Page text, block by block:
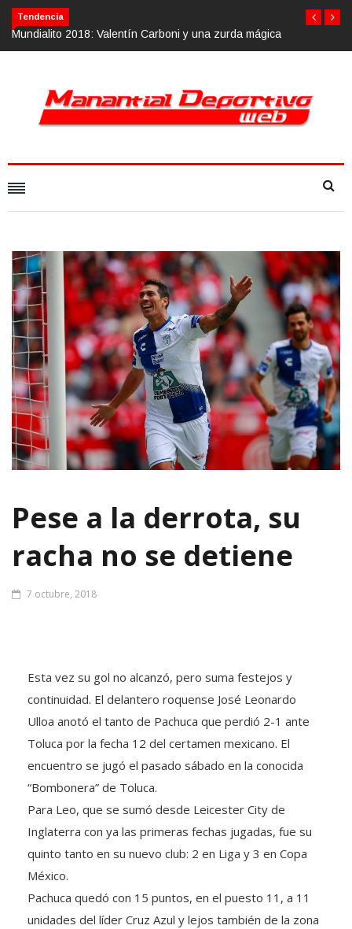
Tendencia
Mundialito 2018: Valentín Carboni y una zurda mágicaCalvario Race
Pese a la derrota, su
racha no se detiene
7 octubre, 2018
Esta vez su gol no alcanzó, pero suma festejos y
continuidad. El delantero roquense José Leonardo
Ulloa anotó el tanto de Pachuca que perdió 2-1 ante
Toluca por la fecha 12 del certamen mexicano. El
encuentro se jugó el pasado sábado en la conocida
“Bombonera” de Toluca.
Para Leo, que se sumó desde Leicester City de
Inglaterra con ya las primeras fechas jugadas, fue su
quinto tanto en su nuevo club: 2 en Liga y 3 en Copa
México.
Pachuca quedó con 15 puntos, en el puesto 11, a 11
unidades del líder Cruz Azul y lejos también de la zona